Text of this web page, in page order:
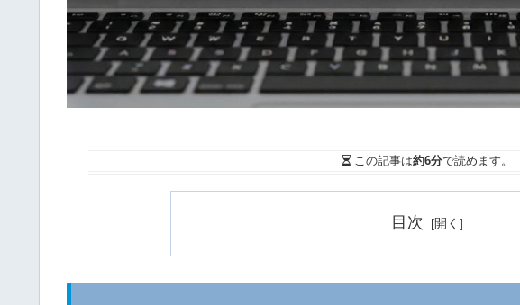
この記事は約6分で読めます。
目次